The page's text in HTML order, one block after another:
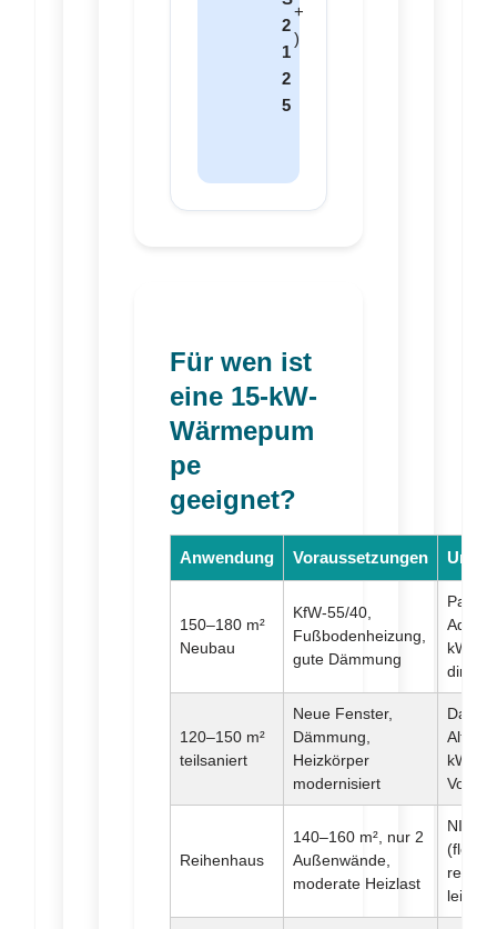
2
1
2
5
+
)
Für wen ist
eine 15-kW-
Wärmepum
pe
geeignet?
Anwendung Voraussetzungen
150–180 m²
Neubau
KfW-55/40,
Fußbodenheizung,
gute Dämmung
kW
120–150 m²
teilsaniert
Neue Fenster,
Dämmung,
Heizkörper
modernisiert
Daikin
kW
Reihenhaus
140–160 m², nur 2
Außenwände,
moderate Heizlast
NIBE
leise)